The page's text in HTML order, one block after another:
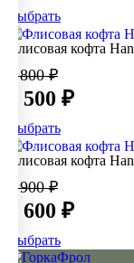
Выбрать
Флисовая кофта
3 800 ₽
2 500 ₽
Выбрать
Флисовая кофта
3 900 ₽
2 600 ₽
Выбрать